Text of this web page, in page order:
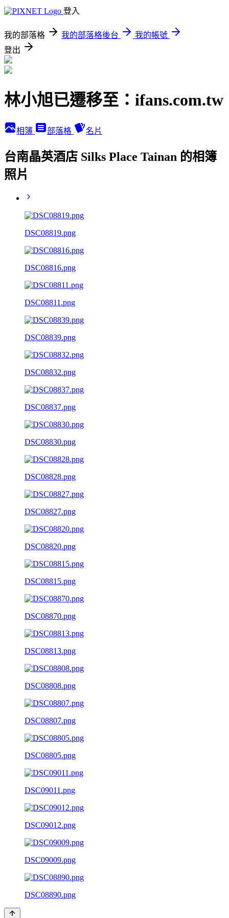
登入
我的部落格 我的部落格後台
我的帳號
登出
林小旭已遷移至：ifans.com.tw
相簿 部落格 名片
台南晶英酒店 Silks Place Tainan 的相簿
照片
DSC08819.png
DSC08816.png
DSC08811.png
DSC08839.png
DSC08832.png
DSC08837.png
DSC08830.png
DSC08828.png
DSC08827.png
DSC08820.png
DSC08815.png
DSC08870.png
DSC08813.png
DSC08808.png
DSC08807.png
DSC08805.png
DSC09011.png
DSC09012.png
DSC09009.png
DSC08890.png